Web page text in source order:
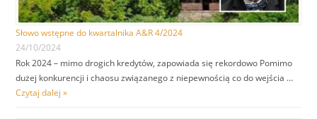
Słowo wstępne do kwartalnika A&R 4/2024
24/10/2024
Rok 2024 – mimo drogich kredytów, zapowiada się rekordowo Pomimo
dużej konkurencji i chaosu związanego z niepewnością co do wejścia …
Czytaj dalej »